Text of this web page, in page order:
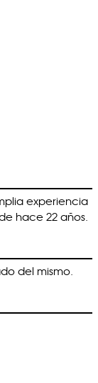
experiencia
hace 22 años.
del mismo.